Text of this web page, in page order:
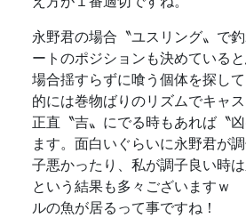
永野君の場合〝ユスリング〟で
ートのポジションも決めている
場合揺すらずに喰う個体を探し
的には巻物ばりのリズムでキャス
正直〝吉〟にでる時もあれば〝
ます。面白いぐらいに永野君が
子悪かったり、私が調子良い時
という結果も多々ございますｗ
ルの魚が居るって事ですね！